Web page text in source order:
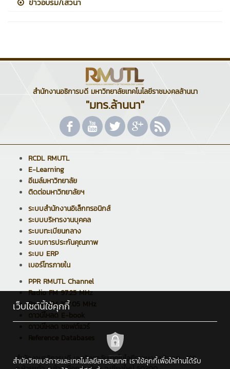
สำนักงานอธิการบดี มหาวิทยาลัยเทคโนโลยีราชมงคลล้านนา
"มทร.ล้านนา"
RCDL RMUTL
E-Learning
อีเมล์มหาวิทยาลัย
ติดต่อมหาวิทยาลัยฯ
ระบบสำนักงานอิเล็กทรอนิกส์
ระบบบริหารงานบุคคล
ระบบทะเบียนกลาง
ระบบการประกันคุณภาพ
ระบบ ERP
เบอร์โทรภายใน
PPR RMUTL Channel
Radio FM 97.25 MHz
Radio FM 107.05 MHz
ดาวน์โหลด E-book
ดาวน์โหลด ซอฟต์แวร์
Reference Databases
สำนักงานอธิการบดี มหาวิทยาลัยเทคโนโลยีราชมงคลล้านนา : 128
เว็บไซต์นี้ใช้คุกกี้
สำนักวิทยบริการและเทคโนโลยีสารสนเทศ เราใช้คุกกี้เพื่อให้ท่านได้รับ